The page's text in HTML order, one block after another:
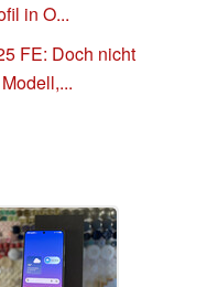
in O...
FE: Doch nicht